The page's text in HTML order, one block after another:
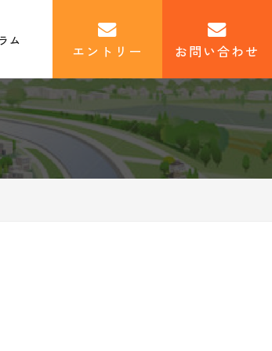
ム
エントリー お問い合わせ